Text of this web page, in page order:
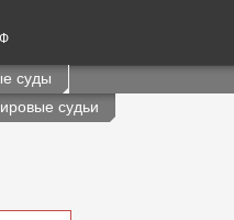
суды
судьи